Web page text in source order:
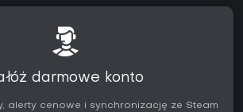
darmowe konto
alerty cenowe i synchronizację ze Steam